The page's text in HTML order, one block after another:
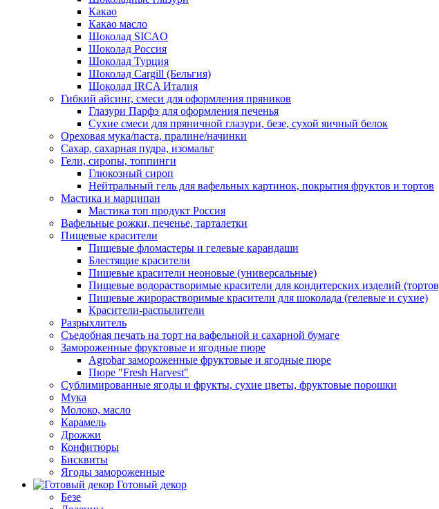
Какао
Какао масло
Шоколад SICAO
Шоколад Россия
Шоколад Турция
Шоколад Cargill (Бельгия)
Шоколад IRCA Италия
Гибкий айсинг, смеси для оформления пряников
Глазури Парфэ для оформления печенья
Сухие смеси для пряничной глазури, безе, сухой яичный белок
Ореховая мука/паста, пралине/начинки
Сахар, сахарная пудра, изомальт
Гели, сиропы, топпинги
Глюкозный сироп
Нейтральный гель для вафельных картинок, покрытия фруктов и тортов
Мастика и марципан
Мастика топ продукт Россия
Вафельные рожки, печенье, тарталетки
Пищевые красители
Пищевые фломастеры и гелевые карандаши
Блестящие красители
Пищевые красители неоновые (универсальные)
Пищевые водорастворимые красители для кондитерских изделий
Пищевые жирорастворимые красители для шоколада (гелевые и сухие)
Красители-распылители
Разрыхлитель
Съедобная печать на торт на вафельной и сахарной бумаге
Замороженные фруктовые и ягодные пюре
Agrobar замороженные фруктовые и ягодные пюре
Пюре "Fresh Harvest"
Сублимированные ягоды и фрукты, сухие цветы, фруктовые порошки
Мука
Молоко, масло
Карамель
Дрожжи
Конфитюры
Бисквиты
Ягоды замороженные
Готовый декор
Безе